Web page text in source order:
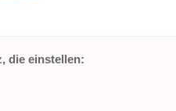
die einstellen: